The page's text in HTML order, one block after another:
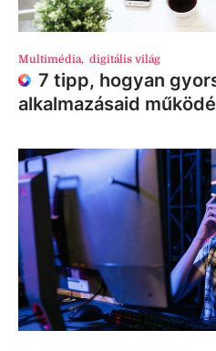
Multimédia, digitális világ
7 tipp, hogyan
alkalmazásaid